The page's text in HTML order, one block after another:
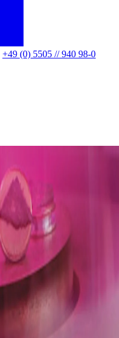
+49 (0) 5505 // 940 98-0